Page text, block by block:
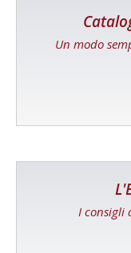
Un modo
I consigli